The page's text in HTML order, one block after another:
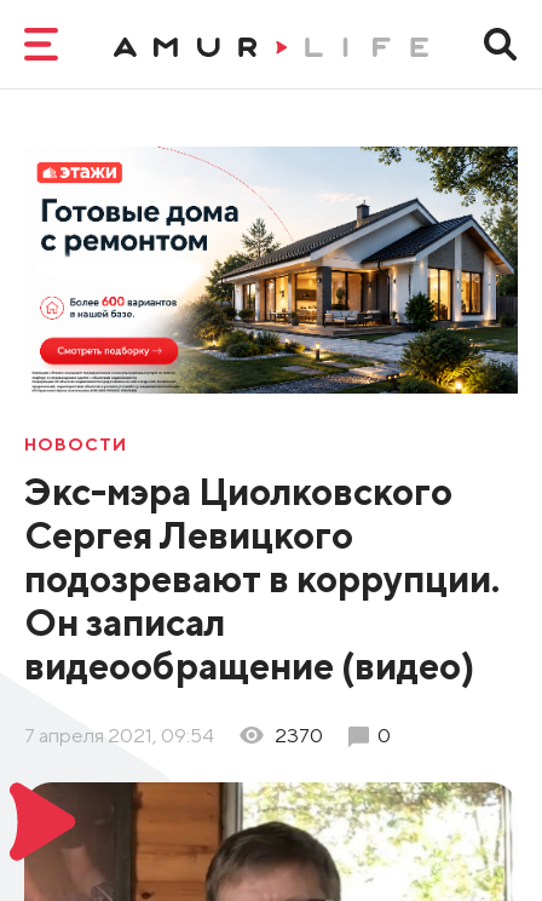
НОВОСТИ
Экс-мэра Циолковского
Сергея Левицкого
подозревают в коррупции.
Он записал
видеообращение (видео)
7 апреля 2021, 09:54 2370 0